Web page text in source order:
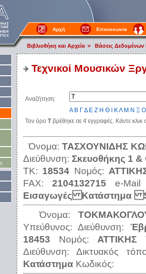
Αρχή Επικοινωνία
Βιβλιοθήκη και Αρχεία > Βάσεις Δεδομένων
Τεχνικοί Μουσικών
Αναζήτηση:
Α Β ΓΔ Ε Ζ Η Θ ΚΛ Μ Ν Ξ Ο
Τον όρο Τβρέθηκε σε 4 εγγραφές. Κάντε κλικ
Όνομα:ΤΑΣΧΟΥΝΙΔΗΣ
Διεύθυνση: Σκευοθήκης 1 &
ΤΚ: 18534 Νομός:
FAX:2104132715
e-
Εισαγωγές Κατάστημα
Όνομα:
Υπεύθυνος:Διεύθυνση:
18453
Νομός: ΑΤΤΙΚΗΣ
Διεύθυνση:Δικτυακός
Κατάστημα Κωδικός: